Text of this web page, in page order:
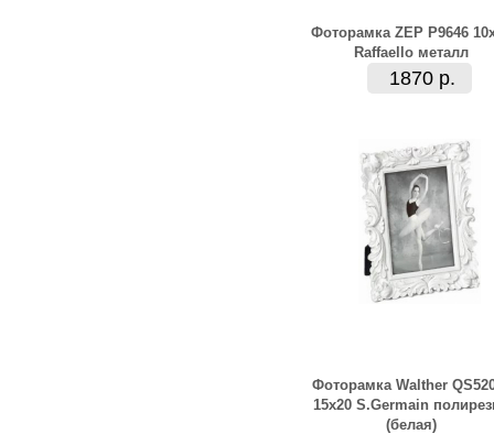
Фоторамка ZEP P9646
Raffaello металл
1870 р.
Фоторамка Walther
15x20 S.Germain
(белая)